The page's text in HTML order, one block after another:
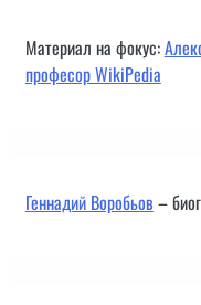
Материал на фокус:
професор WikiPedia
Геннадий Воробьов–